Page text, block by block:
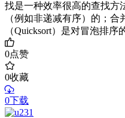
找是一种效率很高的查找方
（例如非递减有序）的；
（Quicksort）是对冒泡排序
0点赞
0收藏
0下载